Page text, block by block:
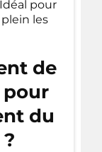
pour
les
de
pour
du